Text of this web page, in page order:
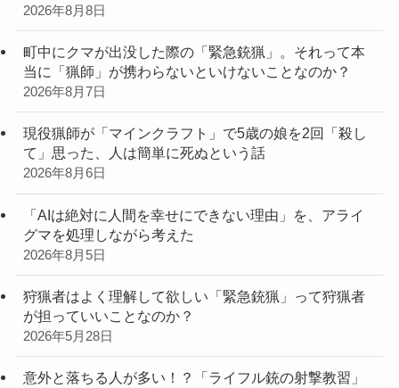
2026年8月8日
町中にクマが出没した際の「緊急銃猟」。それって本
当に「猟師」が携わらないといけないことなのか？
2026年8月7日
現役猟師が「マインクラフト」で5歳の娘を2回「殺し
て」思った、人は簡単に死ぬという話
2026年8月6日
「AIは絶対に人間を幸せにできない理由」を、アライ
グマを処理しながら考えた
2026年8月5日
狩猟者はよく理解して欲しい「緊急銃猟」って狩猟者
が担っていいことなのか？
2026年5月28日
意外と落ちる人が多い！？「ライフル銃の射撃教習」